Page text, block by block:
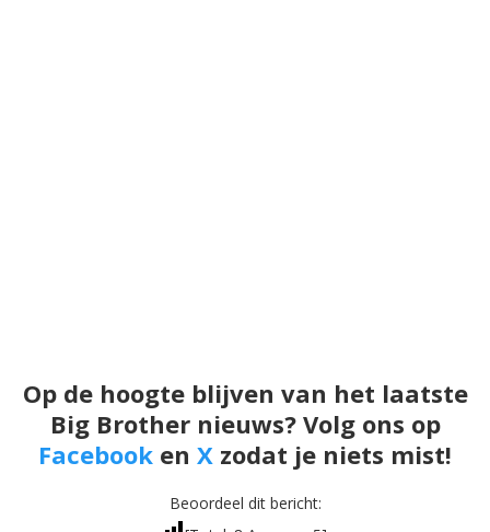
Op de hoogte blijven van het laatste
Big Brother nieuws? Volg ons op
Facebook en X zodat je niets mist!
Beoordeel dit bericht: